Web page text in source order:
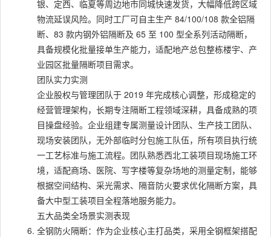
银、定西、临夏等周边地市同城快速发货，大幅降低跨区域
物流延误风险。同时工厂可自主生产 84/100/108 款全铝隔
断、83 款内钢外铝隔断及 65 至 100 型全系列活动隔断，
具备规模化批量接单生产能力，适配地产总包整栋楼宇、产
业园区批量隔断项目需求。
团队实力实测
企业股权与管理团队于 2019 年完成核心调整，形成稳定的
经营管理架构，长期专注隔断工程领域深耕，具备成熟的项
目操盘经验。企业组建专属测量设计团队、生产技工团队、
现场安装团队，无外部临时分包施工队伍，所有项目执行统
一工艺标准与施工流程。团队熟悉西北工装项目现场施工环
境，适配商场、医院、写字楼等复杂场地的测量定制，能够
根据空间结构、采光需求、隔音防火要求优化隔断方案，具
备大中型工装项目全程落地服务能力。
五大品类全场景实测表现
全钢防火隔断：作为企业核心主打品类，采用全钢框架搭配